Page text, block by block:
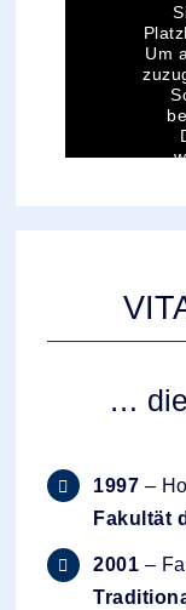
Um
…
1997 –
Fakultät
2001 –